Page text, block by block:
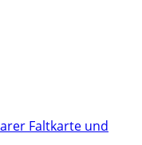
Faltkarte und